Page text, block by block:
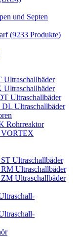
und Septen
(9233 Produkte)
Ultraschallbäder
Ultraschallbäder
Rohrreaktor
Ultraschallbäder
Ultraschallbäder
Ultraschallbäder